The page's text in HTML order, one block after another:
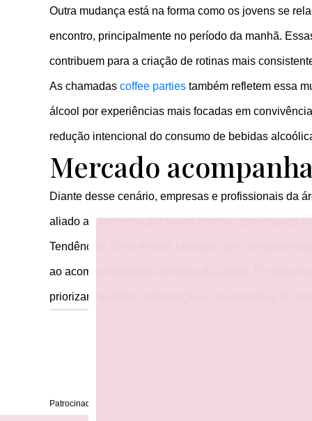
Outra mudança está na forma como os jovens se
encontro, principalmente no período da manhã.
contribuem para a criação de rotinas mais
As chamadas coffee parties também refletem essa
álcool por experiências mais focadas em
redução intencional do consumo de bebidas
Mercado
Diante desse cenário, empresas e profissionais da
aliado ao interesse por saúde mental, abre espaço
Tendências como treinos híbridos, que combinam
ao acompanhamento contínuo da saúde. Em
priorizar equilíbrio, informação e novas formas de
Patrocinado